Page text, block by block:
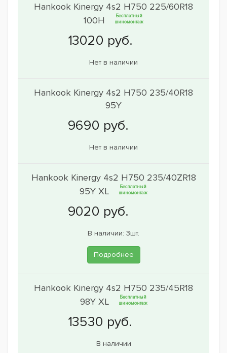
Hankook Kinergy 4s2 H750 225/60R18
100H
Бесплатный
шиномонтаж
Нет в наличии
Hankook Kinergy 4s2 H750 235/40R18
95Y
Нет в наличии
Hankook Kinergy 4s2 H750 235/40ZR18
95Y XL
Бесплатный
шиномонтаж
В наличии: 3шт.
Подробнее
Hankook Kinergy 4s2 H750 235/45R18
98Y XL
Бесплатный
шиномонтаж
В наличии